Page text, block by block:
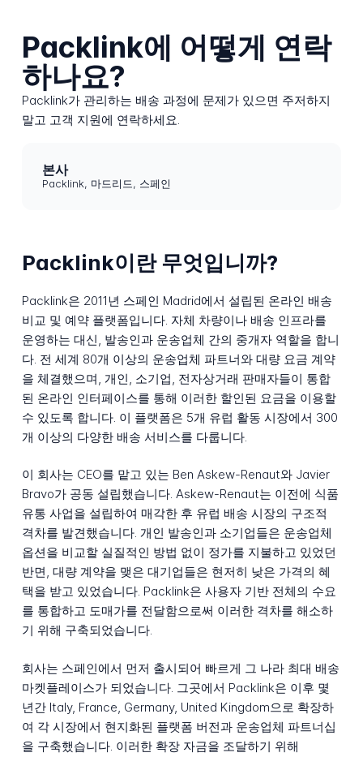
Packlink에 어떻게 연락
하나요?
Packlink가 관리하는 배송 과정에 문제가 있으면 주저하지
말고 고객 지원에 연락하세요.
본사
Packlink, 마드리드, 스페인
Packlink이란 무엇입니까?
Packlink은 2011년 스페인 Madrid에서 설립된 온라인 배송
비교 및 예약 플랫폼입니다. 자체 차량이나 배송 인프라를
운영하는 대신, 발송인과 운송업체 간의 중개자 역할을 합니
다. 전 세계 80개 이상의 운송업체 파트너와 대량 요금 계약
을 체결했으며, 개인, 소기업, 전자상거래 판매자들이 통합
된 온라인 인터페이스를 통해 이러한 할인된 요금을 이용할
수 있도록 합니다. 이 플랫폼은 5개 유럽 활동 시장에서 300
개 이상의 다양한 배송 서비스를 다룹니다.
이 회사는 CEO를 맡고 있는 Ben Askew-Renaut와 Javier
Bravo가 공동 설립했습니다. Askew-Renaut는 이전에 식품
유통 사업을 설립하여 매각한 후 유럽 배송 시장의 구조적
격차를 발견했습니다. 개인 발송인과 소기업들은 운송업체
옵션을 비교할 실질적인 방법 없이 정가를 지불하고 있었던
반면, 대량 계약을 맺은 대기업들은 현저히 낮은 가격의 혜
택을 받고 있었습니다. Packlink은 사용자 기반 전체의 수요
를 통합하고 도매가를 전달함으로써 이러한 격차를 해소하
기 위해 구축되었습니다.
회사는 스페인에서 먼저 출시되어 빠르게 그 나라 최대 배송
마켓플레이스가 되었습니다. 그곳에서 Packlink은 이후 몇
년간 Italy, France, Germany, United Kingdom으로 확장하
여 각 시장에서 현지화된 플랫폼 버전과 운송업체 파트너십
을 구축했습니다. 이러한 확장 자금을 조달하기 위해